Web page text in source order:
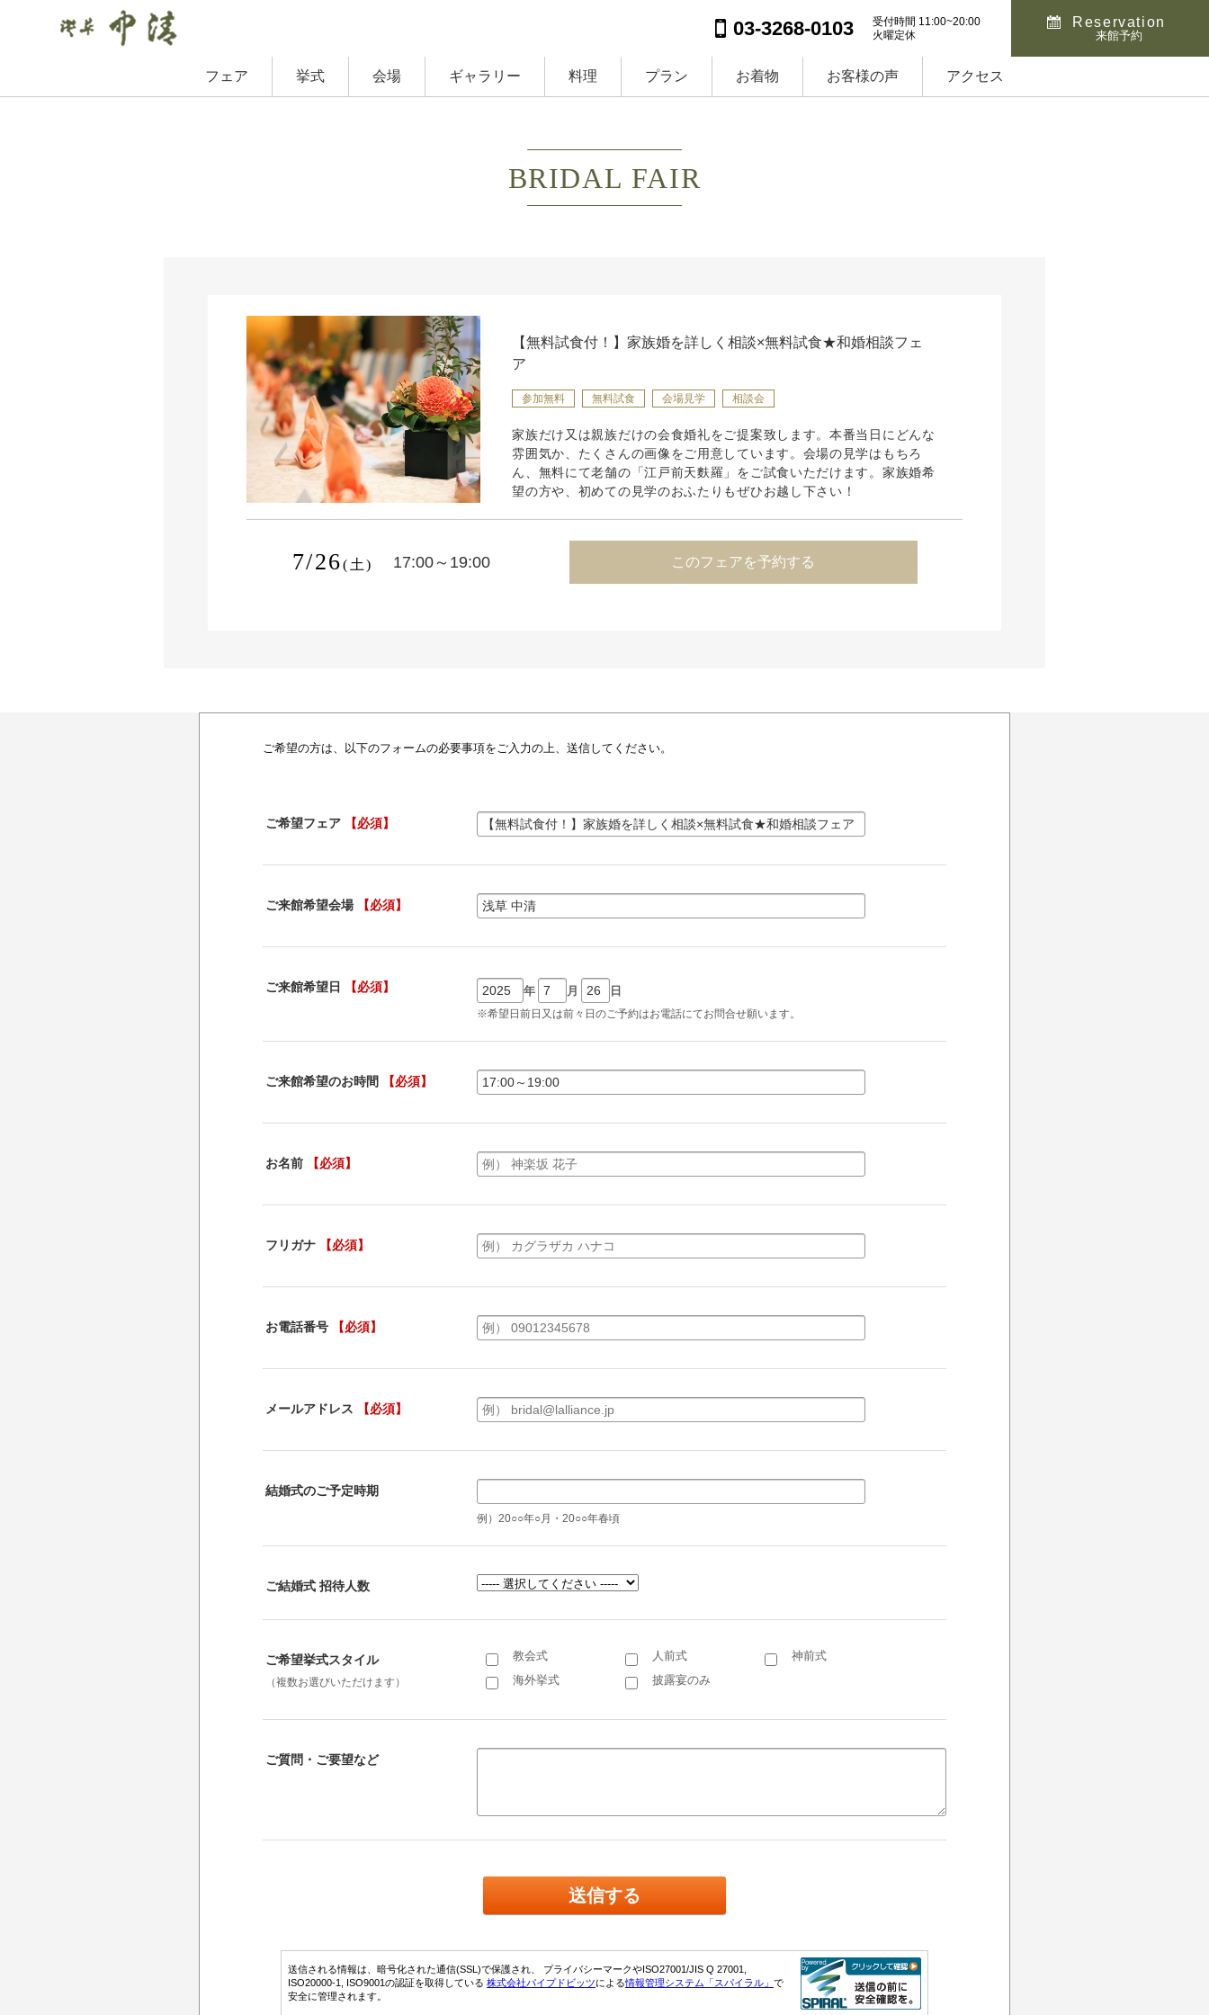
03-3268-0103
受付時間 11:00~20:00
火曜定休
Reservation
来館予約
フェア 挙式 会場 ギャラリー 料理 プラン お着物 お客様の声 アクセス
BRIDAL FAIR
【無料試食付！】家族婚を詳しく相談×無料試食★和婚相談フェ
ア
参加無料 無料試食 会場見学 相談会
家族だけ又は親族だけの会食婚礼をご提案致します。本番当日にどんな
雰囲気か、たくさんの画像をご用意しています。会場の見学はもちろ
ん、無料にて老舗の「江戸前天麩羅」をご試食いただけます。家族婚希
望の方や、初めての見学のおふたりもぜひお越し下さい！
7/26(土) 17:00～19:00 このフェアを予約する